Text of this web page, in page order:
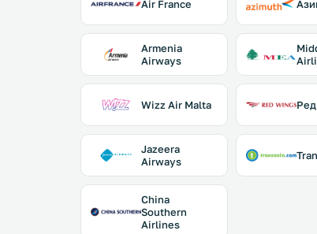
Air France
Armenia
Airways
Wizz Air Malta Ред
Jazeera
Airways
China
Southern
Airlines